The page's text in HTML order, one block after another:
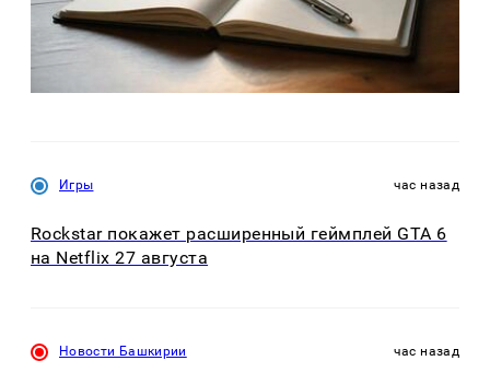
Игры час назад
Rockstar покажет расширенный геймплей GTA 6
на Netflix 27 августа
Новости Башкирии час назад